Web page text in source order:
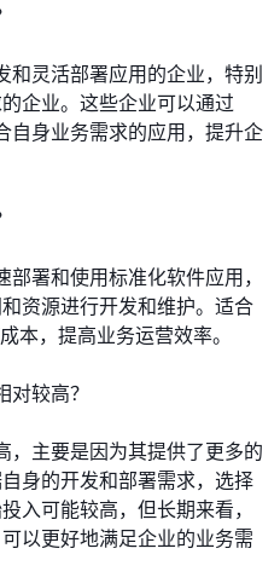
和灵活部署应用的企业，特别
企业。这些企业可以通过
自身业务需求的应用，提升企
署和使用标准化软件应用，
资源进行开发和维护。适合
本，提高业务运营效率。
较高？
，主要是因为其提供了更多的
身的开发和部署需求，选择
入可能较高，但长期来看，
以更好地满足企业的业务需